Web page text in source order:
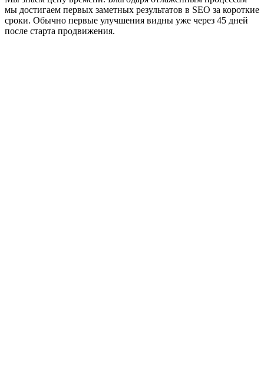
мы достигаем первых заметных результатов в SEO за короткие
сроки. Обычно первые улучшения видны уже через 45 дней
после старта продвижения.